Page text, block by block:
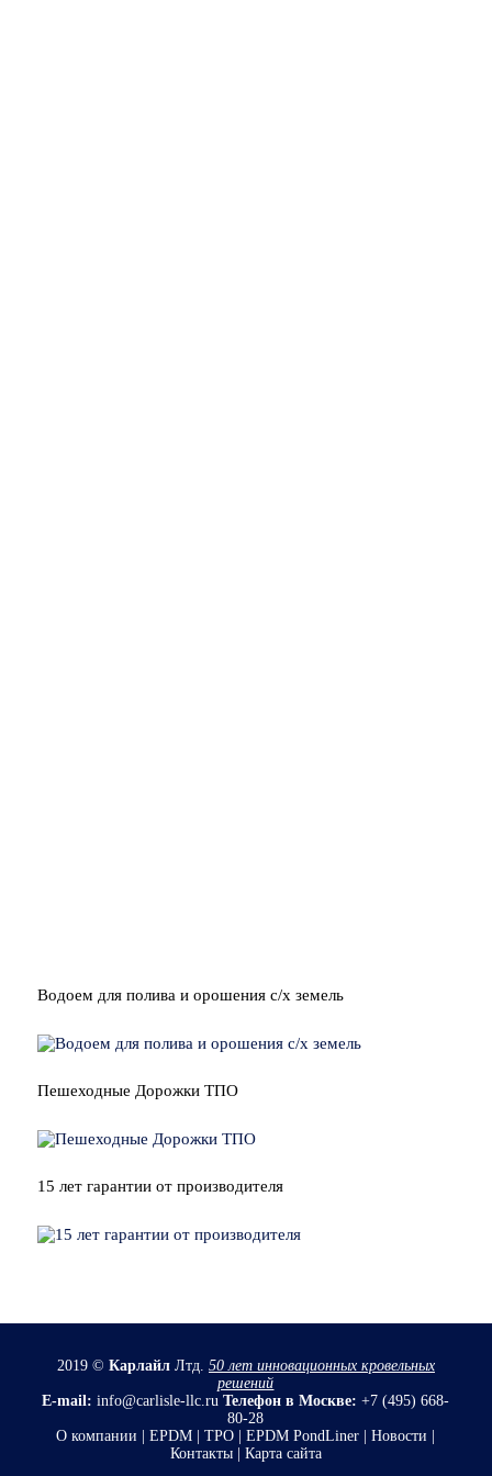
Водоем для полива и орошения с/х земель
Пешеходные Дорожки ТПО
15 лет гарантии от производителя
2019 © КарлайлЛтд. 50 лет инновационных кровельных
решений
E-mail: info@carlisle-llc.ru Телефон в Москве: +7 (495) 668-
80-28
О компании |EPDM |TPO |EPDM PondLiner |Новости
Контакты| Карта сайта